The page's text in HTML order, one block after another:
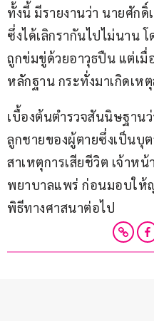
ทั้งนี้ มีรายงานว่า นายศัก
ซึ่งได้เลิกรากันไปไม่นาน โ
ถูกข่มขู่ด้วยอาวุธปืน แต่เมื่
หลักฐาน กระทั่งมาเกิดเห
เบื้องต้นตำรวจสันนิษฐานว่
ลูกชายของผู้ตายซึ่งเป็นบุต
สาเหตุการเสียชีวิต เจ้าหน้
พยาบาลแพร่ ก่อนมอบให้
พิธีทางศาสนาต่อไป